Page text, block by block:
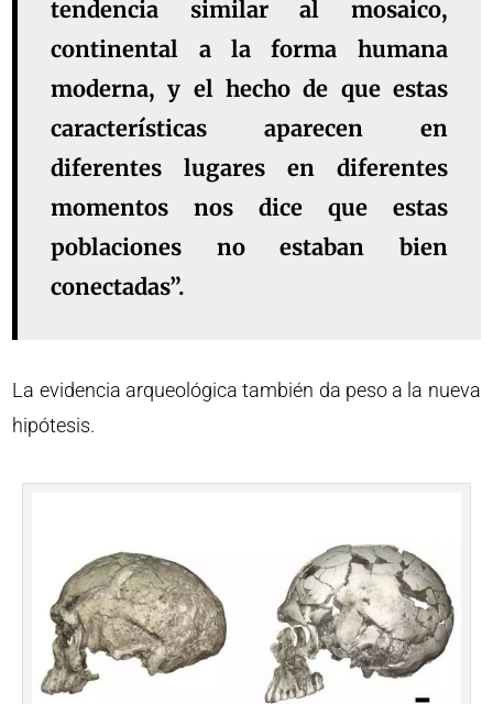
tendencia similar al mosaico,
continental a la forma humana
moderna, y el hecho de que estas
características aparecen en
diferentes lugares en diferentes
momentos nos dice que estas
poblaciones no estaban bien
conectadas”.
La evidencia arqueológica también da peso a la nueva
hipótesis.